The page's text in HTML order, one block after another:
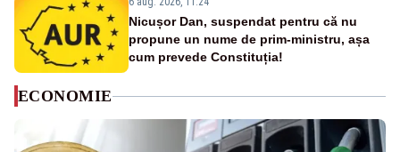
Nicușor Dan, suspendat pentru că nu
propune un nume de prim-ministru, așa
cum prevede Constituția!
ECONOMIE